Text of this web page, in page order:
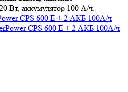
Вт, аккумулятор 100 А/ч.
CPS 600 E + 2 АКБ 100А/ч